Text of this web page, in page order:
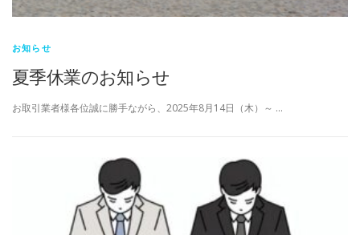
お知らせ
夏季休業のお知らせ
お取引業者様各位誠に勝手ながら、2025年8月14日（木）～ …